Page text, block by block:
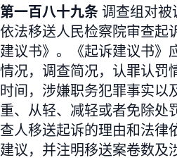
第一百八十九条调查组对
依法移送人民检察院审查起
建议书》。《起诉建议书》
情况，调查简况，认罪认罚
时间，涉嫌职务犯罪事实以
重、从轻、减轻或者免除处
查人移送起诉的理由和法律
建议，并注明移送案卷数及